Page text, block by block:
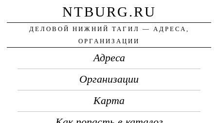
NTBURG.RU
ДЕЛОВОЙ НИЖНИЙ ТАГИЛ — АДРЕСА,
ОРГАНИЗАЦИИ
Адреса
Организации
Карта